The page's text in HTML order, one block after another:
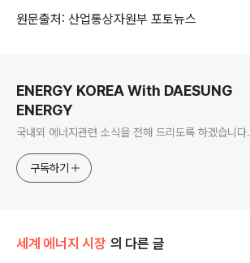
원문출처: 산업통상자원부 포토뉴스
ENERGY KOREA With DAESUNG
ENERGY
국내외 에너지관련 소식을 전해 드리도록 하겠습니다.
구독하기
세계 에너지 시장 의 다른 글